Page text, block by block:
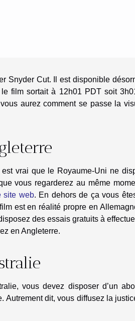
Snyder Cut. Il est disponible
film sortait à 12h01 PDT soit
aurez comment se passe la
vrai que le Royaume-Uni ne
vous regarderez au même
site web. En dehors de ça vous
est en réalité propre en
des essais gratuits à
en Angleterre.
vous devez disposer d’un
Autrement dit, vous diffusez la